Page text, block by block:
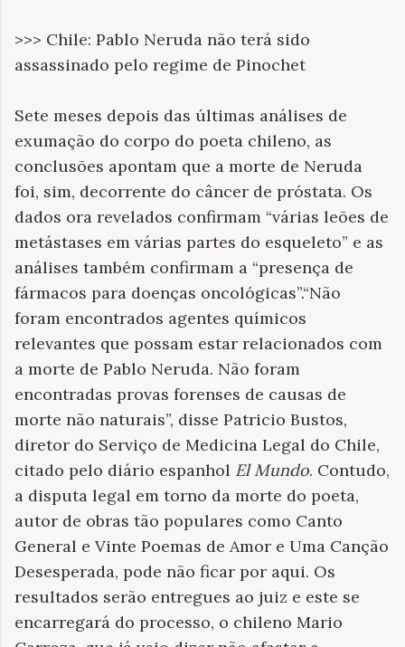
>>> Chile: Pablo Neruda não terá sido
assassinado pelo regime de Pinochet
Sete meses depois das últimas análises de
exumação do corpo do poeta chileno, as
conclusões apontam que a morte de Neruda
foi, sim, decorrente do câncer de próstata. Os
dados ora revelados confirmam “várias leões de
metástases em várias partes do esqueleto” e as
análises também confirmam a “presença de
fármacos para doenças oncológicas”.“Não
foram encontrados agentes químicos
relevantes que possam estar relacionados com
a morte de Pablo Neruda. Não foram
encontradas provas forenses de causas de
morte não naturais”, disse Patricio Bustos,
diretor do Serviço de Medicina Legal do Chile,
citado pelo diário espanhol El Mundo. Contudo,
a disputa legal em torno da morte do poeta,
autor de obras tão populares como Canto
General e Vinte Poemas de Amor e Uma Canção
Desesperada, pode não ficar por aqui. Os
resultados serão entregues ao juiz e este se
encarregará do processo, o chileno Mario